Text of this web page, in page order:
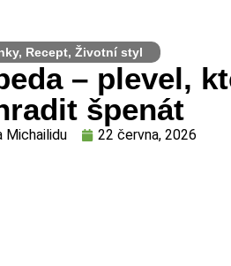
, Recept, Životní styl
– plevel,
špenát
Michailidu 22 června, 2026